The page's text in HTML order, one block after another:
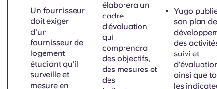
Un fournisseur
doit exiger
d'un
fournisseur de
logement
étudiant qu'il
surveille et
mesure en
élaborera un
cadre
d’évaluation
qui
comprendra
des objectifs,
des mesures et
des
Yugo
son plan de
des
suivi et
ainsi que
les